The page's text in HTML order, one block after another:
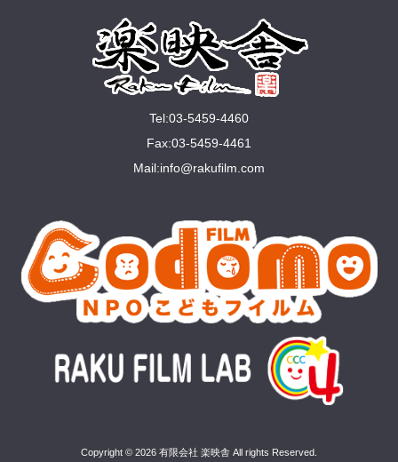
Tel:03-5459-4460
Fax:03-5459-4461
Mail:info@rakuﬁlm.com
Copyright © 2026 有限会社 楽映舎 All rights Reserved.